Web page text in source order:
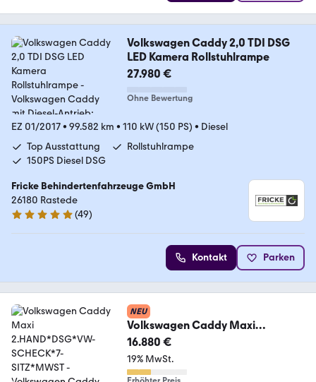
Volkswagen Caddy 2,0 TDI DSG
LED Kamera Rollstuhlrampe
27.980 €
Ohne Bewertung
EZ 01/2017• 99.582 km • 110 kW (150 PS) • Diesel
Top Ausstattung
Rollstuhlrampe
150PS Diesel DSG
Fricke Behindertenfahrzeuge GmbH
26180 Rastede
5 Sterne
(49)
Kontakt Parken
NEU
Volkswagen Caddy Maxi
2.HAND*DSG*VW-SCHECK*7-
SITZ*MWST
16.880 €
19% MwSt.